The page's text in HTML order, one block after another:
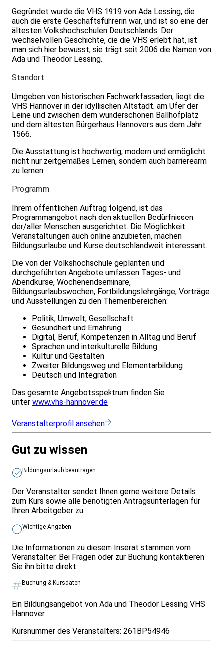
Gegründet wurde die VHS 1919 von Ada Lessing, die
auch die erste Geschäftsführerin war, und ist so eine der
ältesten Volkshochschulen Deutschlands. Der
wechselvollen Geschichte, die die VHS erlebt hat, ist
man sich hier bewusst, sie trägt seit 2006 die Namen von
Ada und Theodor Lessing.
Standort
Umgeben von historischen Fachwerkfassaden, liegt die
VHS Hannover in der idyllischen Altstadt, am Ufer der
Leine und zwischen dem wunderschönen Ballhofplatz
und dem ältesten Bürgerhaus Hannovers aus dem Jahr
1566.
Die Ausstattung ist hochwertig, modern und ermöglicht
nicht nur zeitgemäßes Lernen, sondern auch barrierearm
zu lernen.
Programm
Ihrem öffentlichen Auftrag folgend, ist das
Programmangebot nach den aktuellen Bedürfnissen
der/aller Menschen ausgerichtet. Die Möglichkeit
Veranstaltungen auch online anzubieten, machen
Bildungsurlaube und Kurse deutschlandweit interessant.
Die von der Volkshochschule geplanten und
durchgeführten Angebote umfassen Tages- und
Abendkurse, Wochenendseminare,
Bildungsurlaubswochen, Fortbildungslehrgänge, Vorträge
und Ausstellungen zu den Themenbereichen:
Politik, Umwelt, Gesellschaft
Gesundheit und Ernährung
Digital, Beruf, Kompetenzen in Alltag und Beruf
Sprachen und interkulturelle Bildung
Kultur und Gestalten
Zweiter Bildungsweg und Elementarbildung
Deutsch und Integration
Das gesamte Angebotsspektrum finden Sie
unter www.vhs-hannover.de
Veranstalterprofil ansehen
Gut zu wissen
Bildungsurlaub beantragen
Der Veranstalter sendet Ihnen gerne weitere Details
zum Kurs sowie alle benötigten Antragsunterlagen für
Ihren Arbeitgeber zu.
Wichtige Angaben
Die Informationen zu diesem Inserat stammen vom
Veranstalter. Bei Fragen oder zur Buchung kontaktieren
Sie ihn bitte direkt.
Buchung & Kursdaten
Ein Bildungsangebot von Ada und Theodor Lessing VHS
Hannover.
Kursnummer des Veranstalters: 261BP54946